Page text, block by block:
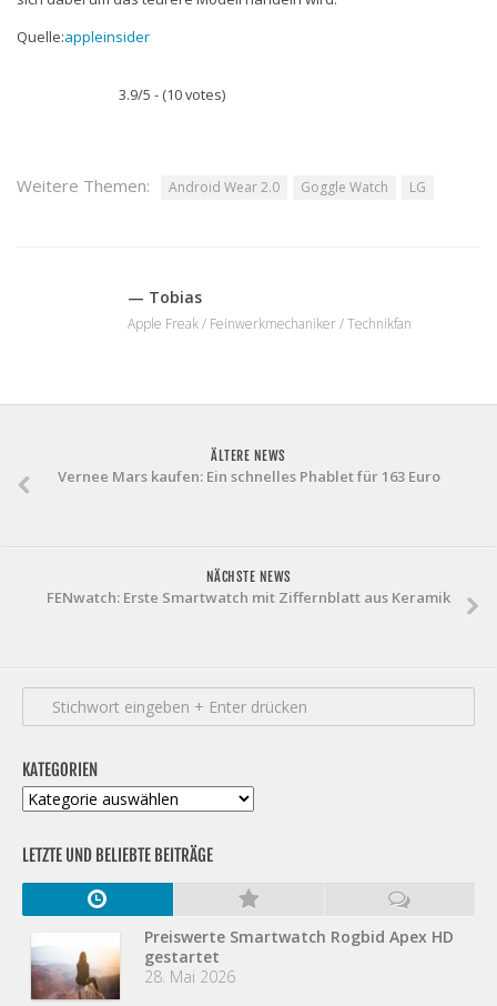
Quelle:appleinsider
3.9/5 - (10 votes)
Weitere Themen: Android Wear 2.0 Goggle Watch LG
— Tobias
Apple Freak / Feinwerkmechaniker / Technikfan
ÄLTERE NEWS
Vernee Mars kaufen: Ein schnelles Phablet für 163 Euro
NÄCHSTE NEWS
FENwatch: Erste Smartwatch mit Ziffernblatt aus Keramik
KATEGORIEN
Kategorien
LETZTE UND BELIEBTE BEITRÄGE
Preiswerte Smartwatch Rogbid Apex HD
gestartet
28. Mai 2026